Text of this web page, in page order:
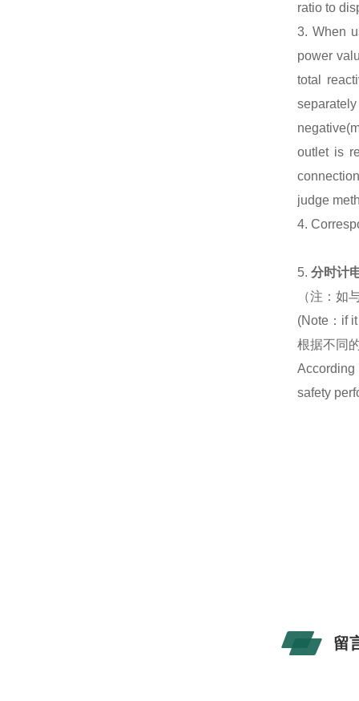
ratio to
3. When
power
total
outlet is
judge
4.
5.分时计
（注：如
(Note：if
根据不同
According
safety
留